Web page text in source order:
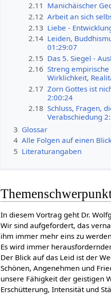
2.11 Manichäischer
2.12 Arbeit an sich
2.13 Liebe -
2.14 Leiden,
01:29:07
2.15 Das 5. Siegel -
2.16 Streng
Wirklichkeit,
2.17 Zorn Gottes ist
2:00:24
2.18 Schluss, Fragen,
Verabschiedung
3 Glossar
4 Alle Folgen auf einen
5 Literaturangaben
In diesem Vortrag geht Dr.
Wir sind aufgefordert, das
ihm immer mehr eins zu
Es wird immer
Der Blick auf das Leid ist der
Schönen, Angenehmen und
unsere Fähigkeit der geistigen
Erschütterung, Intensität und